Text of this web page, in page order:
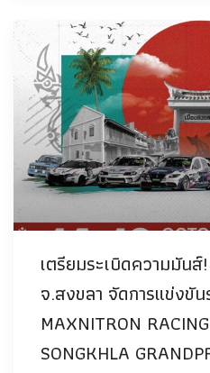
เตรียมระเบิดความมันส์
จ.สงขลา จัดการแข่งขั
MAXNITRON
SONGKHLA